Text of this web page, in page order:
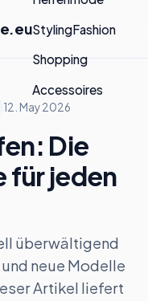
StylingFashion
Shopping
Accessoires
12. May 2026
Die
für jeden
überwältigend
neue Modelle
Artikel liefert